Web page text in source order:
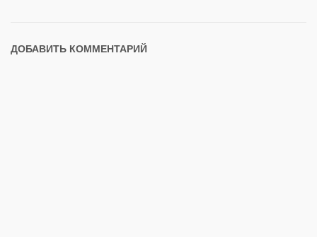
ДОБАВИТЬ КОММЕНТАРИЙ